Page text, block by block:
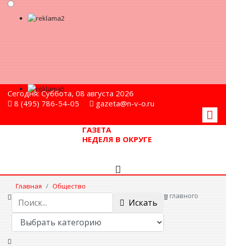
Сегодня: Суббота, 08 августа 2026
8 (495) 786-54-05
gazeta@n-v-o.ru
ГАЗЕТА
НЕДЕЛЯ В ОКРУГЕ
Главная
Общество
МБУ «МФЦ Мытищи» приглашает на работу главного
специалиста отдела приема заявителей
Искать